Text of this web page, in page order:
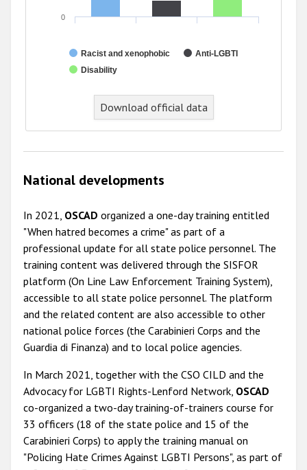
Racist and xenophobic
Anti-LGBTI
Disability
0
End of interactive chart.
Download official data
National developments
In 2021, OSCAD organized a one-day training entitled
"When hatred becomes a crime" as part of a
professional update for all state police personnel. The
training content was delivered through the SISFOR
platform (On Line Law Enforcement Training System),
accessible to all state police personnel. The platform
and the related content are also accessible to other
national police forces (the Carabinieri Corps and the
Guardia di Finanza) and to local police agencies.
In March 2021, together with the CSO CILD and the
Advocacy for LGBTI Rights-Lenford Network, OSCAD
co-organized a two-day training-of-trainers course for
33 officers (18 of the state police and 15 of the
Carabinieri Corps) to apply the training manual on
"Policing Hate Crimes Against LGBTI Persons", as part of